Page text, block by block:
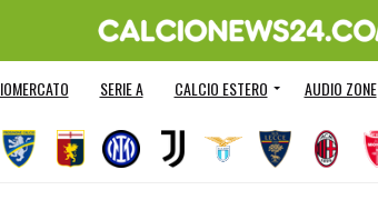
SERIE A CALCIO ESTERO AUDIO ZONE